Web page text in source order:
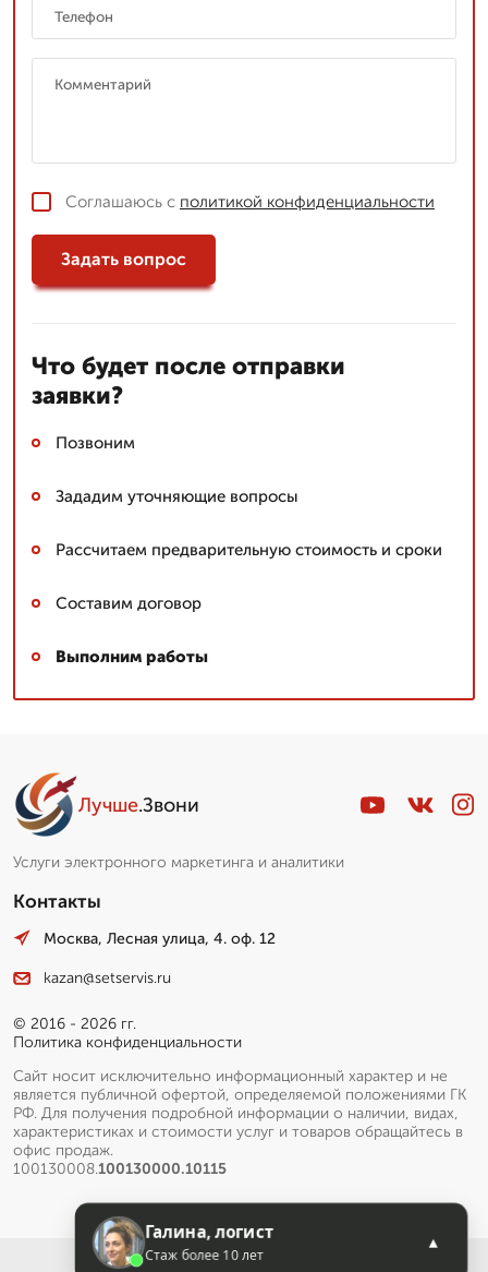
Соглашаюсь с политикой конфиденциальности
Задать вопрос
Что будет после отправки
заявки?
Позвоним
Зададим уточняющие вопросы
Рассчитаем предварительную стоимость и сроки
Составим договор
Выполним работы
Лучше.Звони
Услуги электронного маркетинга и аналитики
Контакты
Москва, Лесная улица, 4. оф. 12
kazan@setservis.ru
© 2016 - 2026 гг.
Политика конфиденциальности
Сайт носит исключительно информационный характер и не
является публичной офертой, определяемой положениями ГК
РФ. Для получения подробной информации о наличии, видах,
характеристиках и стоимости услуг и товаров обращайтесь в
офис продаж.
100130008.100130000.10115
Галина, логист
Стаж более 10 лет
▲